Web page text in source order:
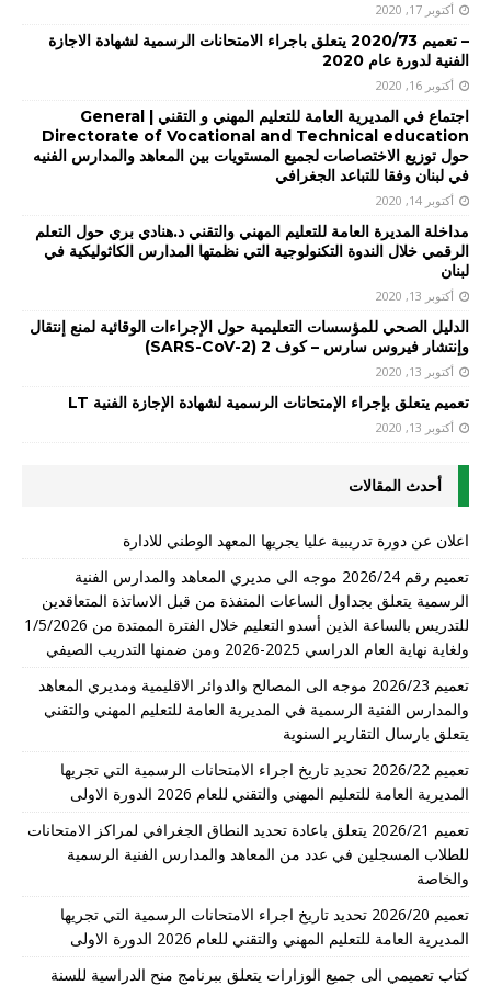
أكتوبر 17, 2020
– تعميم 2020/73 يتعلق باجراء الامتحانات الرسمية لشهادة الاجازة
الفنية لدورة عام 2020
أكتوبر 16, 2020
اجتماع في المديرية العامة للتعليم المهني و التقني | General
Directorate of Vocational and Technical education
حول توزيع الاختصاصات لجميع المستويات بين المعاهد والمدارس الفنيه
في لبنان وفقا للتباعد الجغرافي
أكتوبر 14, 2020
مداخلة المديرة العامة للتعليم المهني والتقني د.هنادي بري حول التعلم
الرقمي خلال الندوة التكنولوجية التي نظمتها المدارس الكاثوليكية في
لبنان
أكتوبر 13, 2020
الدليل الصحي للمؤسسات التعليمية حول الإجراءات الوقائية لمنع إنتقال
وإنتشار فيروس سارس – كوف 2 (SARS-CoV-2)
أكتوبر 13, 2020
تعميم يتعلق بإجراء الإمتحانات الرسمية لشهادة الإجازة الفنية LT
أكتوبر 13, 2020
أحدث المقالات
اعلان عن دورة تدريبية عليا يجريها المعهد الوطني للادارة
تعميم رقم 2026/24 موجه الى مديري المعاهد والمدارس الفنية
الرسمية يتعلق بجداول الساعات المنفذة من قبل الاساتذة المتعاقدين
للتدريس بالساعة الذين أسدو التعليم خلال الفترة الممتدة من 1/5/2026
ولغاية نهاية العام الدراسي 2025-2026 ومن ضمنها التدريب الصيفي
تعميم 2026/23 موجه الى المصالح والدوائر الاقليمية ومديري المعاهد
والمدارس الفنية الرسمية في المديرية العامة للتعليم المهني والتقني
يتعلق بارسال التقارير السنوية
تعميم 2026/22 تحديد تاريخ اجراء الامتحانات الرسمية التي تجريها
المديرية العامة للتعليم المهني والتقني للعام 2026 الدورة الاولى
تعميم 2026/21 يتعلق باعادة تحديد النطاق الجغرافي لمراكز الامتحانات
للطلاب المسجلين في عدد من المعاهد والمدارس الفنية الرسمية
والخاصة
تعميم 2026/20 تحديد تاريخ اجراء الامتحانات الرسمية التي تجريها
المديرية العامة للتعليم المهني والتقني للعام 2026 الدورة الاولى
كتاب تعميمي الى جميع الوزارات يتعلق ببرنامج منح الدراسية للسنة